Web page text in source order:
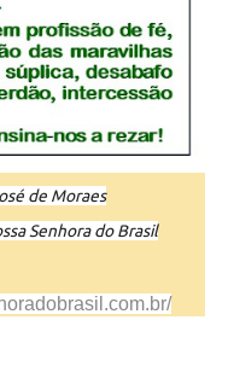
de Moraes
Senhora do Brasil
obrasil.com.br/